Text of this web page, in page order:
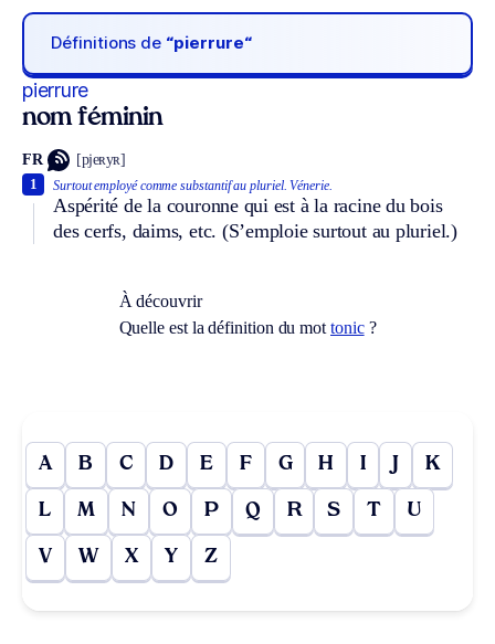
Définitions de “pierrure“
pierrure
nom féminin
FR [pjeʀyʀ]
Surtout employé comme substantif au pluriel. Vénerie.
Aspérité de la couronne qui est à la racine du bois
des cerfs, daims, etc. (S’emploie surtout au pluriel.)
1
À découvrir
Quelle est la définition du mot tonic?
A B C D E F G H I J K
L M N O P Q R S T U
V W X Y Z